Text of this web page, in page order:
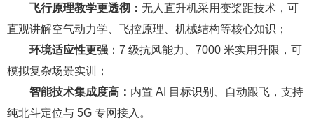
飞行原理教学更透彻： 无人直升机采用变桨距技术，可
直观讲解空气动力学、飞控原理、机械结构等核心知识；
环境适应性更强 ：7 级抗风能力、7000 米实用升限，可
模拟复杂场景实训；
智能技术集成度高： 内置 AI 目标识别、自动跟飞，支持
纯北斗定位与 5G 专网接入。